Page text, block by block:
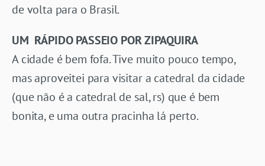
de volta para o Brasil.
UM RÁPIDO PASSEIO POR ZIPAQUIRA
A cidade é bem fofa. Tive muito pouco tempo,
mas aproveitei para visitar a catedral da cidade
(que não é a catedral de sal, rs) que é bem
bonita, e uma outra pracinha lá perto.